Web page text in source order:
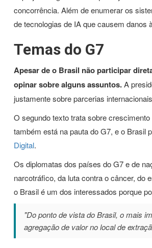
concorrência. Além de enumerar os
de tecnologias de IA que causem danos
Temas do G7
Apesar de o Brasil não participar
opinar sobre alguns assuntos.A
justamente sobre parcerias
O segundo texto trata sobre
também está na pauta do G7, e o Brasil
Digital.
Os diplomatas dos países do G7 e de
narcotráfico, da luta contra o câncer, do
o Brasil é um dos interessados porque
"Do ponto de vista do Brasil, o mais
agregação de valor no local de